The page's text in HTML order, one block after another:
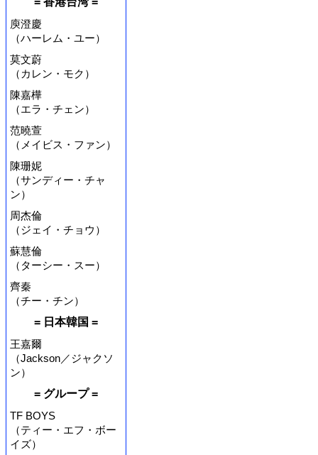
庾澄慶
（ハーレム・ユー）
莫文蔚
（カレン・モク）
陳嘉樺
（エラ・チェン）
范曉萱
（メイビス・ファン）
陳珊妮
（サンディー・チャ
ン）
周杰倫
（ジェイ・チョウ）
蘇慧倫
（ターシー・スー）
齊秦
（チー・チン）
= 日本韓国 =
王嘉爾
（Jackson／ジャクソ
ン）
= グループ =
TF BOYS
（ティー・エフ・ボー
イズ）